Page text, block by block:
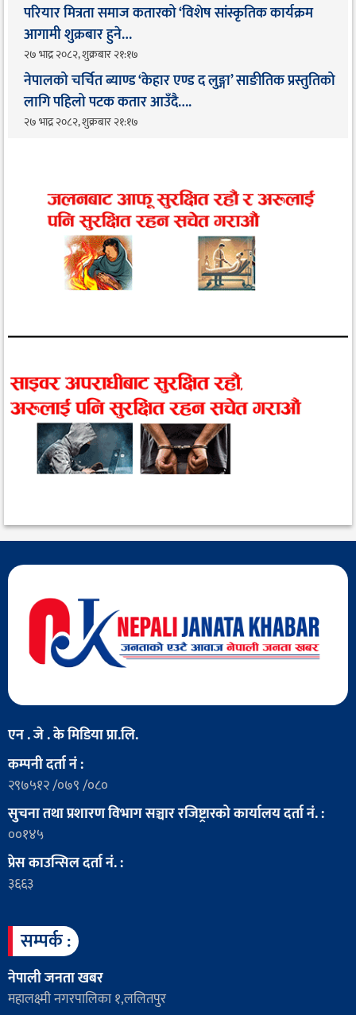
परियार मित्रता समाज कतारको ‘विशेष सांस्कृतिक कार्यक्रम
आगामी शुक्रबार हुने…
२७ भाद्र २०८२, शुक्रबार २१:१७
नेपालको चर्चित ब्याण्ड ‘केहार एण्ड द लुङ्गा’ साङीतिक प्रस्तुतिको
लागि पहिलो पटक कतार आउँदै…. ​
२७ भाद्र २०८२, शुक्रबार २१:१७
एन . जे . के मिडिया प्रा.लि.
कम्पनी दर्ता नं :
२९७५१२ /०७९ /०८०
सुचना तथा प्रशारण विभाग सञ्चार रजिष्ट्रारको कार्यालय दर्ता नं. :
००१४५
प्रेस काउन्सिल दर्ता नं. :
३६६३
सम्पर्क :
नेपाली जनता खबर
महालक्ष्मी नगरपालिका १,ललितपुर